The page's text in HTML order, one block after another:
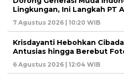
Lingkungan, Ini Langkah PT
7 Agustus 2026 | 10:20 WIB
Krisdayanti Hebohkan
Antusias hingga Berebut
6 Agustus 2026 | 12:04 WIB